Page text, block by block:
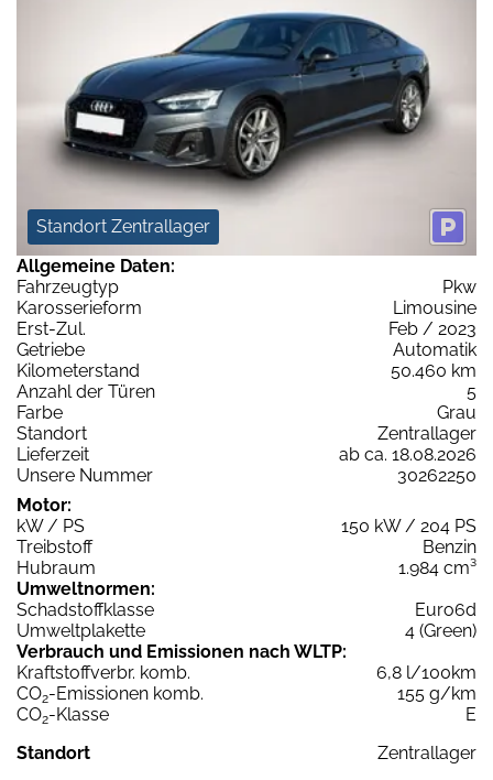
Standort Zentrallager
Allgemeine Daten:
Fahrzeugtyp
Pkw
Karosserieform
Limousine
Erst-Zul.
Feb / 2023
Getriebe
Automatik
Kilometerstand
50.460 km
Anzahl der Türen
5
Farbe
Grau
Standort
Zentrallager
Lieferzeit
ab ca. 18.08.2026
Unsere Nummer
30262250
Motor:
kW / PS
150 kW / 204 PS
Treibstoff
Benzin
Hubraum
1.984 cm³
Umweltnormen:
Schadstoffklasse
Euro6d
Umweltplakette
4 (Green)
Verbrauch und Emissionen nach WLTP:
Kraftstoffverbr. komb.
6,8 l/100km
CO2-Emissionen komb.
155 g/km
CO2-Klasse
E
Standort
Zentrallager